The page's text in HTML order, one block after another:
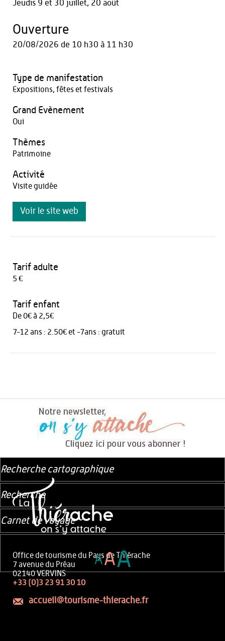
Jeudis 9 et 30 juillet, 20 août
Ouverture
20/08/2026 de 10 h30 à 11 h30
Type de manifestation
Expositions, fêtes et festivals
Grand Evènement
Oui
Thèmes
Patrimoine
Activité
Visite guidée
Voir le site web
Tarif adulte
5 €
Tarif enfant
De 0€ à 2,5€
7-12 ans : 2.50€ et -7ans : gratuit
Office de tourisme du Pays de Thiérache
7 avenue du Préau
02140 VERVINS
+33 (0)3 23 91 30 10
accueil@tourisme-thierache.fr
Recherche cartographique
Recherche
Carnet de voyage
AAA